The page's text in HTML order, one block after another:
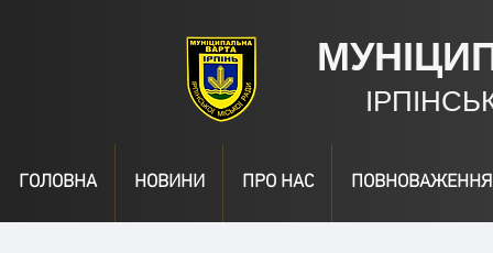
ГОЛОВНА НОВИНИ ПРО НАС ПОВНОВАЖЕННЯ